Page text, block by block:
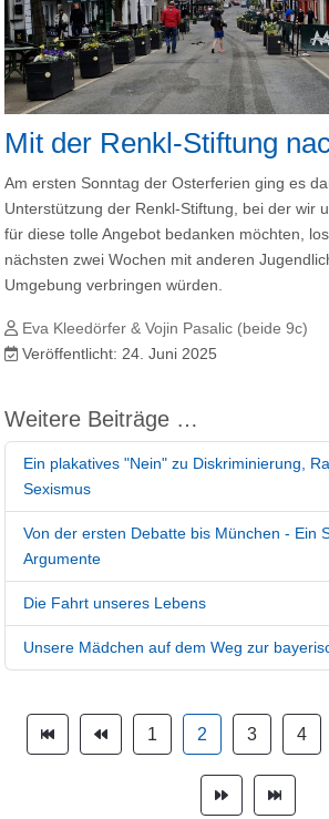
Mit der Renkl-Stiftung
Am ersten Sonntag der Osterferien ging es
Unterstützung der Renkl-Stiftung, bei der wir
für diese tolle Angebot bedanken möchten,
nächsten zwei Wochen mit anderen
Umgebung verbringen würden.
Eva Kleedörfer & Vojin Pasalic (beide 9c)
Veröffentlicht: 24. Juni 2025
Weitere Beiträge …
Ein plakatives "Nein" zu Diskriminierung,
Sexismus
Von der ersten Debatte bis München - Ein
Argumente
Die Fahrt unseres Lebens
Unsere Mädchen auf dem Weg zur
1 2 3 4